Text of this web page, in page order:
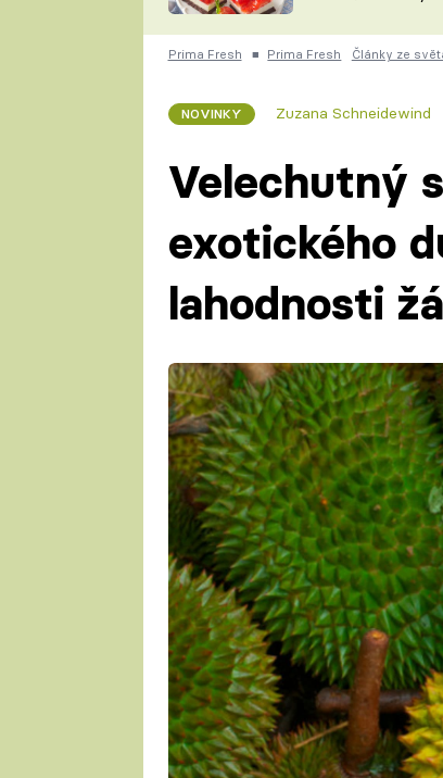
ČESKO NA
KUCHAŘKA
Prima Fresh ■ Prima Fresh Články ze
NOVINKY Zuzana Schneidewind
Velechutný
exotického
lahodnosti